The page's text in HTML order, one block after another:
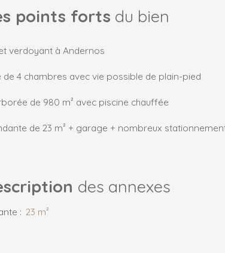
points forts du bien
verdoyant à Andernos
de 4 chambres avec vie possible de plain-pied
de 980 m² avec piscine chauffée
de 23 m² + garage + nombreux
des annexes
: 23 m²